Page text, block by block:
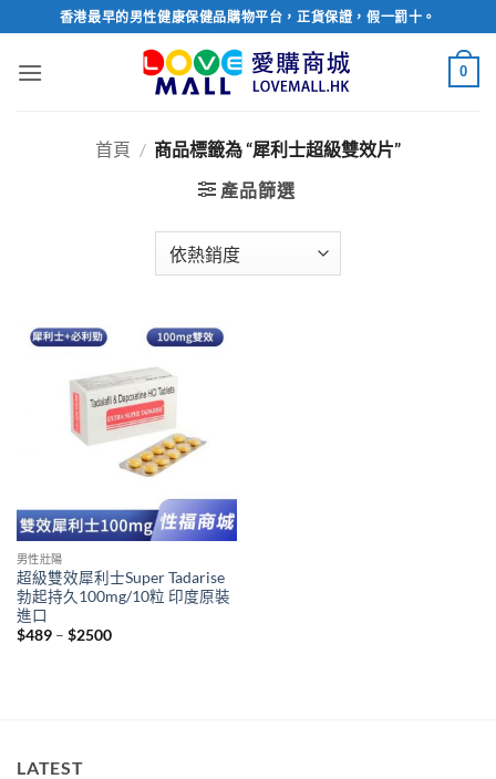
to
content
香港最早的男性健康保健品購物平台，正貨保證，假一罰十。
0
首頁 / 商品標籤為 “犀利士超級雙效片”
產品篩選
男性壯陽
超級雙效犀利士Super Tadarise
勃起持久100mg/10粒 印度原裝
進口
$489 – $2500Price
LATEST